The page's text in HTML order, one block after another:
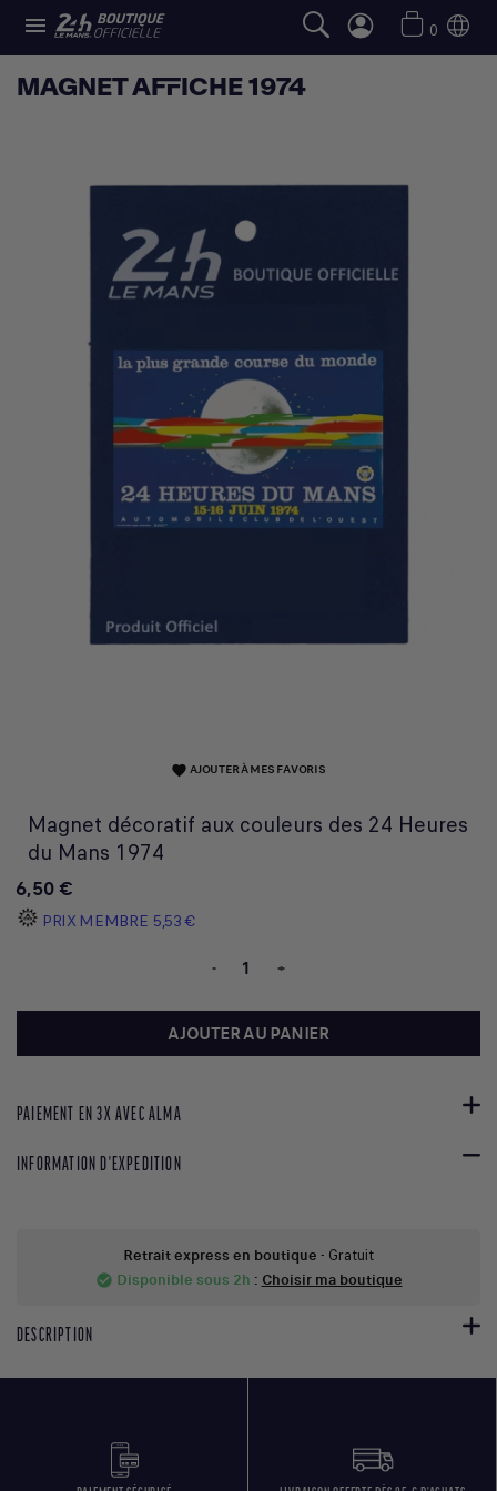
 0
MAGNET AFFICHE 1974
favorite AJOUTER À MES FAVORIS
Magnet décoratif aux couleurs des 24 Heures
du Mans 1974
6,50 €
PRIX MEMBRE 5,53 €
- +
AJOUTER AU PANIER
PAIEMENT EN 3X AVEC ALMA
INFORMATION D'EXPEDITION
Retrait express en boutique - Gratuit
check_circle Disponible sous 2h : Choisir ma boutique
DESCRIPTION